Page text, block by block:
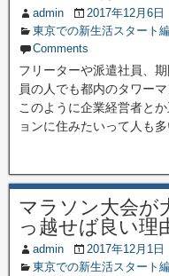
admin
2017年12月6日
東京での新生活スタート
Comments
フリーターや派遣社員、
員の人でも都内のタワー
このように企業経営者と
ョンに住みたいって人も
マラソン大会が
っ越せば良い理
admin
2017年12月1日
東京での新生活スタート